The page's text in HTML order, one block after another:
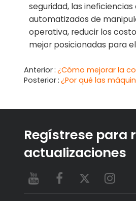
seguridad, las
automatizados de
operativa, reducir los
mejor posicionadas para
Anterior ¿Cómo mejorar la
Posterior ¿Por qué las
Regístrese para
actualizaciones